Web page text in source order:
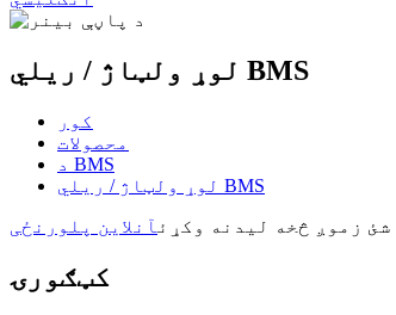
لوړ ولټاژ / ریلي BMS
کور
محصولات
د BMS
لوړ ولټاژ / ریلي BMS
زموږ څخه لیدنه وکړئ آنلاین پلورنځی
کټګورۍ